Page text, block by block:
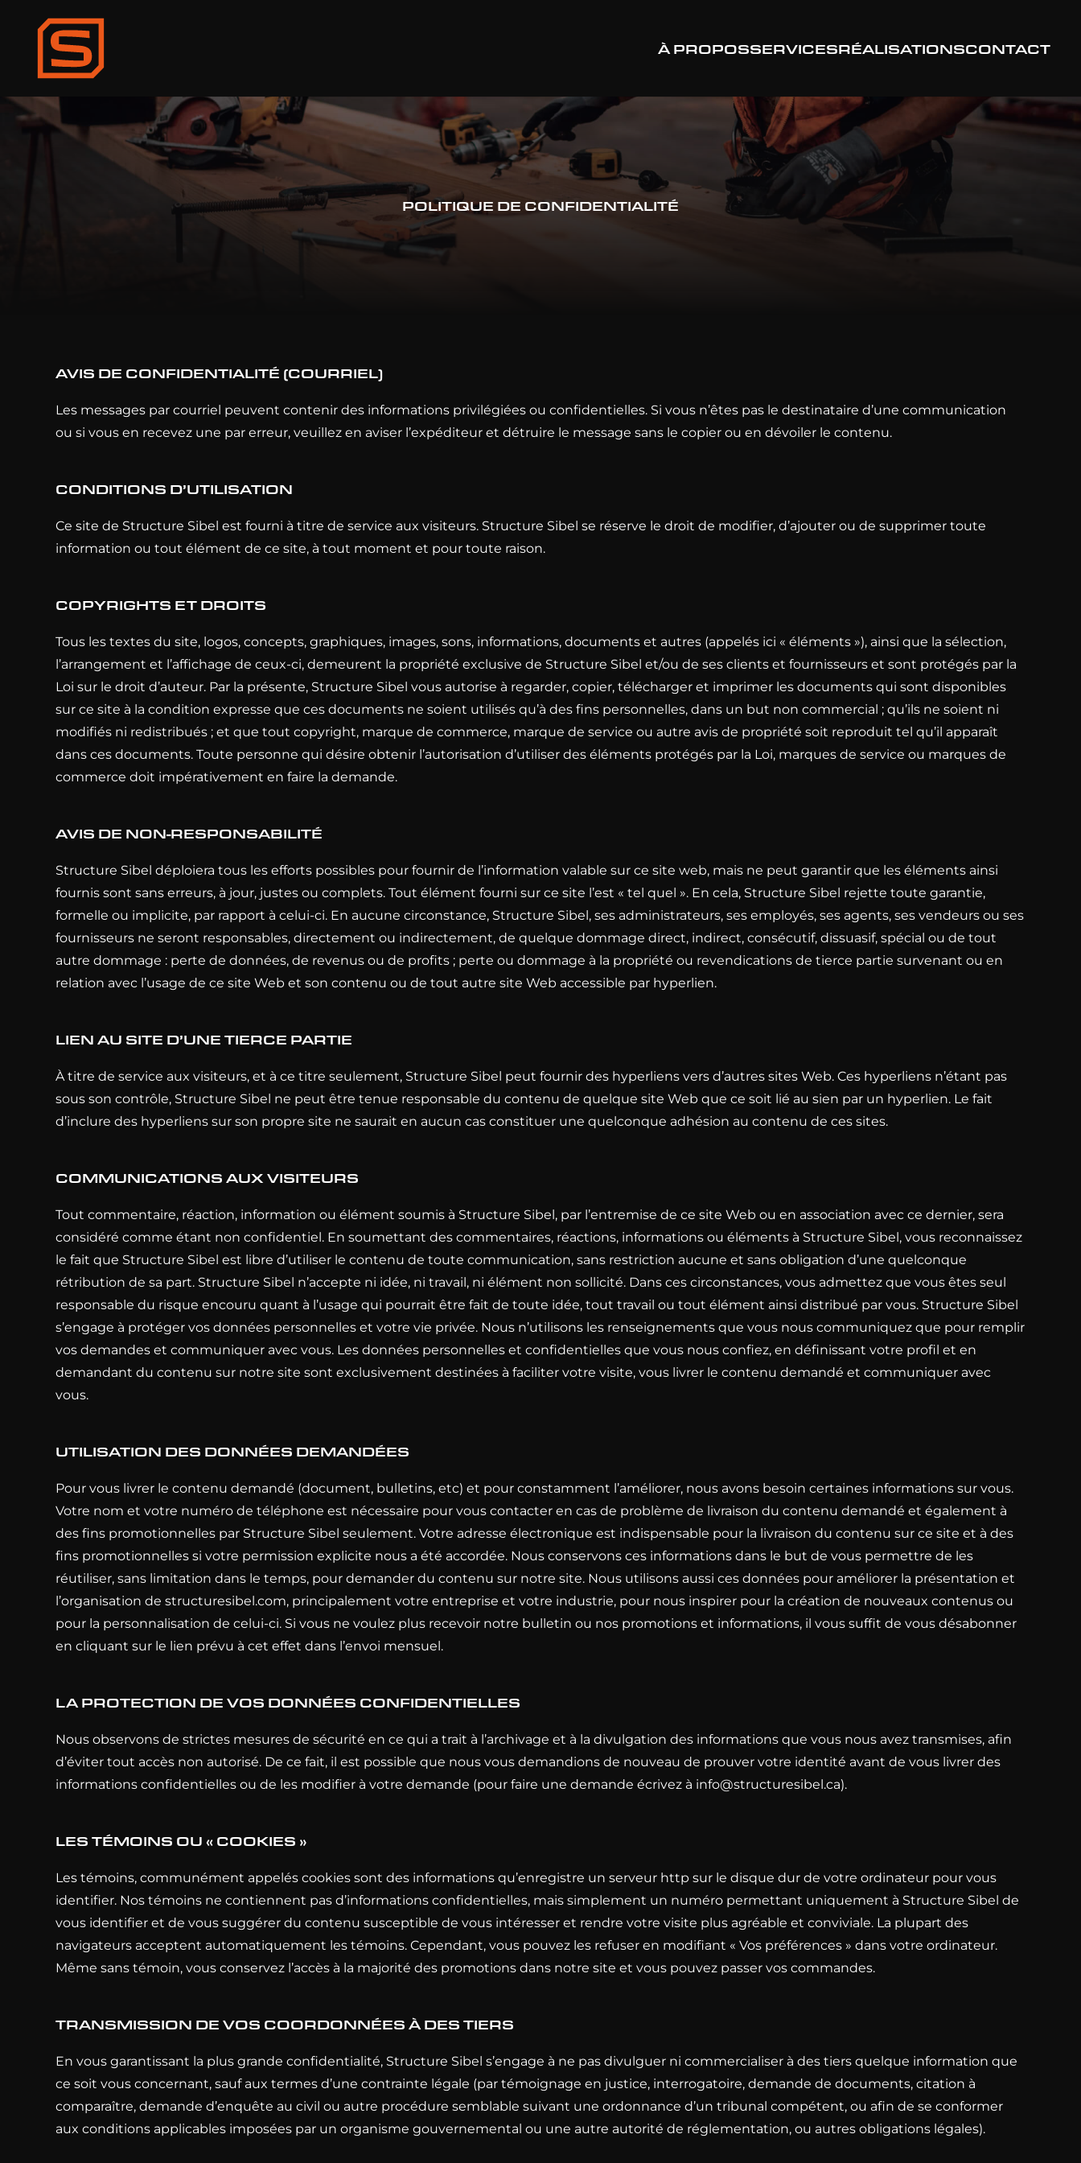
À PROPOSSERVICESRÉALISATIONSCONTACT
POLITIQUE DE CONFIDENTIALITÉ
AVIS DE CONFIDENTIALITÉ (COURRIEL)
Les messages par courriel peuvent contenir des informations privilégiées ou confidentielles. Si vous n’êtes pas le destinataire d’une communication
ou si vous en recevez une par erreur, veuillez en aviser l’expéditeur et détruire le message sans le copier ou en dévoiler le contenu.
CONDITIONS D’UTILISATION
Ce site de Structure Sibel est fourni à titre de service aux visiteurs. Structure Sibel se réserve le droit de modifier, d’ajouter ou de supprimer toute
information ou tout élément de ce site, à tout moment et pour toute raison.
COPYRIGHTS ET DROITS
Tous les textes du site, logos, concepts, graphiques, images, sons, informations, documents et autres (appelés ici « éléments »), ainsi que la sélection,
l’arrangement et l’affichage de ceux-ci, demeurent la propriété exclusive de Structure Sibel et/ou de ses clients et fournisseurs et sont protégés par la
Loi sur le droit d’auteur. Par la présente, Structure Sibel vous autorise à regarder, copier, télécharger et imprimer les documents qui sont disponibles
sur ce site à la condition expresse que ces documents ne soient utilisés qu’à des fins personnelles, dans un but non commercial ; qu’ils ne soient ni
modifiés ni redistribués ; et que tout copyright, marque de commerce, marque de service ou autre avis de propriété soit reproduit tel qu’il apparaît
dans ces documents. Toute personne qui désire obtenir l’autorisation d’utiliser des éléments protégés par la Loi, marques de service ou marques de
commerce doit impérativement en faire la demande.
AVIS DE NON-RESPONSABILITÉ
Structure Sibel déploiera tous les efforts possibles pour fournir de l’information valable sur ce site web, mais ne peut garantir que les éléments ainsi
fournis sont sans erreurs, à jour, justes ou complets. Tout élément fourni sur ce site l’est « tel quel ». En cela, Structure Sibel rejette toute garantie,
formelle ou implicite, par rapport à celui-ci. En aucune circonstance, Structure Sibel, ses administrateurs, ses employés, ses agents, ses vendeurs ou ses
fournisseurs ne seront responsables, directement ou indirectement, de quelque dommage direct, indirect, consécutif, dissuasif, spécial ou de tout
autre dommage : perte de données, de revenus ou de profits ; perte ou dommage à la propriété ou revendications de tierce partie survenant ou en
relation avec l’usage de ce site Web et son contenu ou de tout autre site Web accessible par hyperlien.
LIEN AU SITE D’UNE TIERCE PARTIE
À titre de service aux visiteurs, et à ce titre seulement, Structure Sibel peut fournir des hyperliens vers d’autres sites Web. Ces hyperliens n’étant pas
sous son contrôle, Structure Sibel ne peut être tenue responsable du contenu de quelque site Web que ce soit lié au sien par un hyperlien. Le fait
d’inclure des hyperliens sur son propre site ne saurait en aucun cas constituer une quelconque adhésion au contenu de ces sites.
COMMUNICATIONS AUX VISITEURS
Tout commentaire, réaction, information ou élément soumis à Structure Sibel, par l’entremise de ce site Web ou en association avec ce dernier, sera
considéré comme étant non confidentiel. En soumettant des commentaires, réactions, informations ou éléments à Structure Sibel, vous reconnaissez
le fait que Structure Sibel est libre d’utiliser le contenu de toute communication, sans restriction aucune et sans obligation d’une quelconque
rétribution de sa part. Structure Sibel n’accepte ni idée, ni travail, ni élément non sollicité. Dans ces circonstances, vous admettez que vous êtes seul
responsable du risque encouru quant à l’usage qui pourrait être fait de toute idée, tout travail ou tout élément ainsi distribué par vous. Structure Sibel
s’engage à protéger vos données personnelles et votre vie privée. Nous n’utilisons les renseignements que vous nous communiquez que pour remplir
vos demandes et communiquer avec vous. Les données personnelles et confidentielles que vous nous confiez, en définissant votre profil et en
demandant du contenu sur notre site sont exclusivement destinées à faciliter votre visite, vous livrer le contenu demandé et communiquer avec
vous.
UTILISATION DES DONNÉES DEMANDÉES
Pour vous livrer le contenu demandé (document, bulletins, etc) et pour constamment l’améliorer, nous avons besoin certaines informations sur vous.
Votre nom et votre numéro de téléphone est nécessaire pour vous contacter en cas de problème de livraison du contenu demandé et également à
des fins promotionnelles par Structure Sibel seulement. Votre adresse électronique est indispensable pour la livraison du contenu sur ce site et à des
fins promotionnelles si votre permission explicite nous a été accordée. Nous conservons ces informations dans le but de vous permettre de les
réutiliser, sans limitation dans le temps, pour demander du contenu sur notre site. Nous utilisons aussi ces données pour améliorer la présentation et
l’organisation destructuresibel.com, principalement votre entreprise et votre industrie, pour nous inspirer pour la création de nouveaux contenus ou
pour la personnalisation de celui-ci. Si vous ne voulez plus recevoir notre bulletin ou nos promotions et informations, il vous suffit de vous désabonner
en cliquant sur le lien prévu à cet effet dans l’envoi mensuel.
LA PROTECTION DE VOS DONNÉES CONFIDENTIELLES
Nous observons de strictes mesures de sécurité en ce qui a trait à l’archivage et à la divulgation des informations que vous nous avez transmises, afin
d’éviter tout accès non autorisé. De ce fait, il est possible que nous vous demandions de nouveau de prouver votre identité avant de vous livrer des
informations confidentielles ou de les modifier à votre demande (pour faire une demande écrivez à info@structuresibel.ca).
LES TÉMOINS OU « COOKIES »
Les témoins, communément appelés cookies sont des informations qu’enregistre un serveur http sur le disque dur de votre ordinateur pour vous
identifier. Nos témoins ne contiennent pas d’informations confidentielles, mais simplement un numéro permettant uniquement à Structure Sibel de
vous identifier et de vous suggérer du contenu susceptible de vous intéresser et rendre votre visite plus agréable et conviviale. La plupart des
navigateurs acceptent automatiquement les témoins. Cependant, vous pouvez les refuser en modifiant « Vos préférences » dans votre ordinateur.
Même sans témoin, vous conservez l’accès à la majorité des promotions dans notre site et vous pouvez passer vos commandes.
TRANSMISSION DE VOS COORDONNÉES À DES TIERS
En vous garantissant la plus grande confidentialité, Structure Sibel s’engage à ne pas divulguer ni commercialiser à des tiers quelque information que
ce soit vous concernant, sauf aux termes d’une contrainte légale (par témoignage en justice, interrogatoire, demande de documents, citation à
comparaître, demande d’enquête au civil ou autre procédure semblable suivant une ordonnance d’un tribunal compétent, ou afin de se conformer
aux conditions applicables imposées par un organisme gouvernemental ou une autre autorité de réglementation, ou autres obligations légales).